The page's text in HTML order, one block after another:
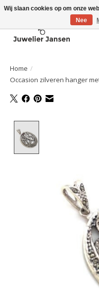
Home /
Occasion zilveren hanger
Wij slaan cookies op om onze
Nee